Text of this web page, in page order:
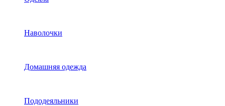
Наволочки
Домашняя одежда
Пододеяльники